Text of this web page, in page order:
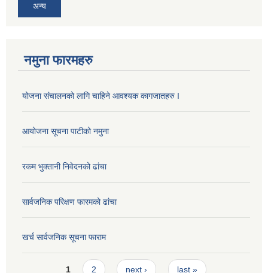
अन्य
नमुना फारमहरु
योजना संचालनको लागि चाहिने आवश्यक कागजातहरु I
आयोजना सूचना पाटीको नमुना
रकम भुक्तानी निवेदनको ढांचा
सार्वजनिक परिक्षण फारमको ढांचा
खर्च सार्वजनिक सूचना फाराम
1 2 next › last »